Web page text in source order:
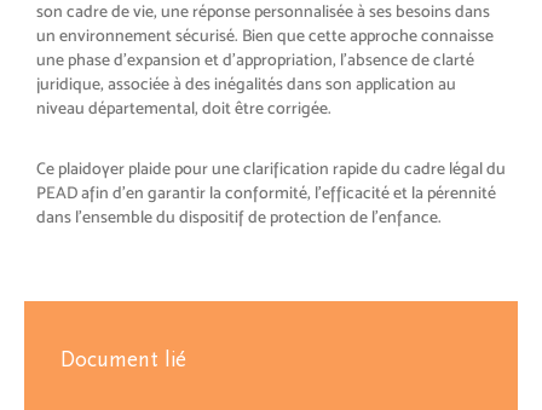
son cadre de vie, une réponse personnalisée à ses besoins dans
un environnement sécurisé. Bien que cette approche connaisse
une phase d’expansion et d’appropriation, l’absence de clarté
juridique, associée à des inégalités dans son application au
niveau départemental, doit être corrigée.
Ce plaidoyer plaide pour une clarification rapide du cadre légal du
PEAD afin d’en garantir la conformité, l’efficacité et la pérennité
dans l’ensemble du dispositif de protection de l’enfance.
Document lié